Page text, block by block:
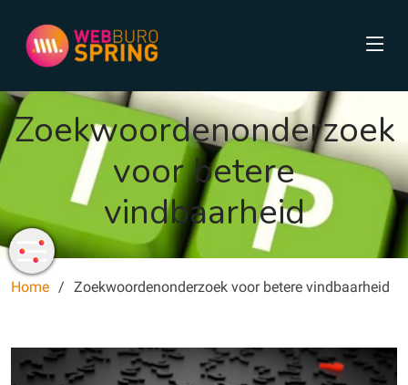
Zoekwoordenonderzoek
voor betere
vindbaarheid
Home Zoekwoordenonderzoek voor betere vindbaarheid